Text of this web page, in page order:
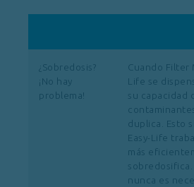
¿Sobredosis?
¡No hay
problema!
Cuando Filter
Life se
su capacidad
duplica. Esto
Easy-Life
más
sobredosifica.
nunca es